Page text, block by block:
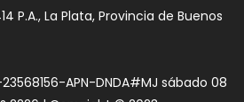
P.A., La Plata, Provincia de Buenos
APN-DNDA#MJ sábado 08